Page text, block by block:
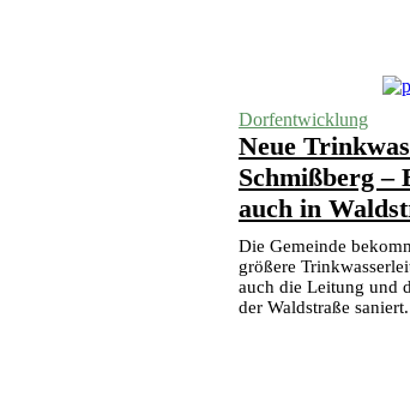
Dorfentwicklung
Neue
Schmißberg –
auch in
Die Gemeinde
größere
auch die Leitung und
der Waldstraße